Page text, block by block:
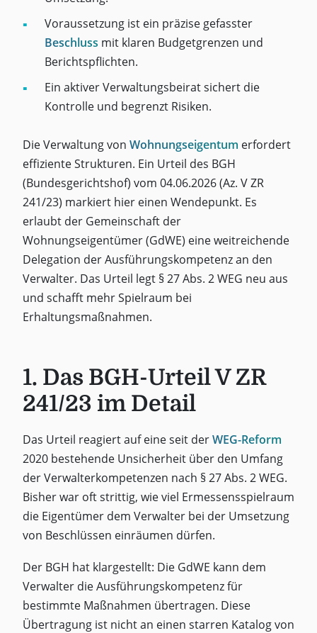
Voraussetzung ist ein präzise gefasster
Beschluss mit klaren Budgetgrenzen und
Berichtspflichten.
Ein aktiver Verwaltungsbeirat sichert die
Kontrolle und begrenzt Risiken.
Die Verwaltung von Wohnungseigentum erfordert
effiziente Strukturen. Ein Urteil des BGH
(Bundesgerichtshof) vom 04.06.2026 (Az. V ZR
241/23) markiert hier einen Wendepunkt. Es
erlaubt der Gemeinschaft der
Wohnungseigentümer (GdWE) eine weitreichende
Delegation der Ausführungskompetenz an den
Verwalter. Das Urteil legt § 27 Abs. 2 WEG neu aus
und schafft mehr Spielraum bei
Erhaltungsmaßnahmen.
1. Das BGH-Urteil V ZR
241/23 im Detail
Das Urteil reagiert auf eine seit derWEG-Reform
2020 bestehende Unsicherheit über den Umfang
der Verwalterkompetenzen nach § 27 Abs. 2 WEG.
Bisher war oft strittig, wie viel Ermessensspielraum
die Eigentümer dem Verwalter bei der Umsetzung
von Beschlüssen einräumen dürfen.
Der BGH hat klargestellt: Die GdWE kann dem
Verwalter die Ausführungskompetenz für
bestimmte Maßnahmen übertragen. Diese
Übertragung ist nicht an einen starren Katalog von